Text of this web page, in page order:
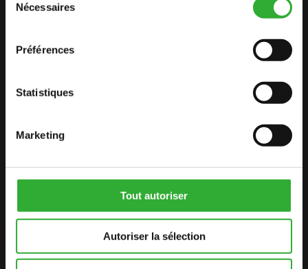
Nécessaires
Préférences
Statistiques
Marketing
Tout autoriser
Autoriser la sélection
COMMENCEZ VOTRE AVENTURE
AVEC AVANT
CONTACTEZ-NOUS
PLAN DU SITE
CHARGEURS
ACCESSOIRES